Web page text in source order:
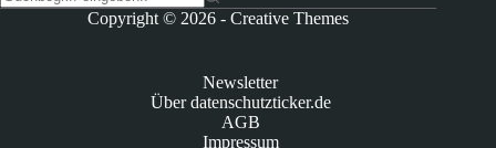
Copyright © 2026 -Creative Themes
Newsletter
Über datenschutzticker.de
AGB
Impressum